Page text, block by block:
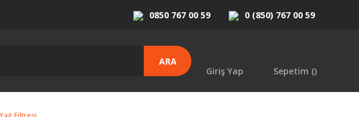
0850 767 00 59 0 (850) 767 00 59
ARA
Giriş Yap
Sepetim ()